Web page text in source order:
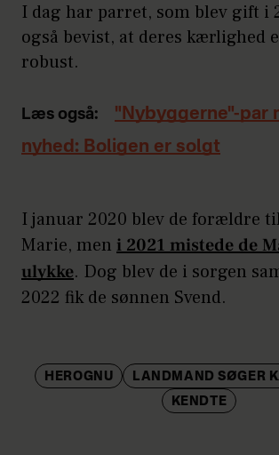
I dag har parret, som blev gift i
også bevist, at deres kærlighed
robust.
Læs også:
"Nybyggerne"-par
nyhed: Boligen er solgt
I januar 2020 blev de forældre
Marie, men i 2021 mistede de
ulykke. Dog blev de i sorgen
2022 fik de sønnen Svend.
HEROGNU
LANDMAND SØGER
KENDTE